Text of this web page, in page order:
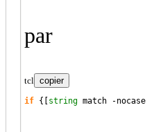
par
tcl copier
if { [string match -nocase